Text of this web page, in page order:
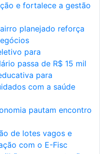
e fortalece a gestão
planejado reforça
para
passa de R$ 15 mil
para
com a saúde
pautam encontro
de lotes vagos e
com o E-Fisc